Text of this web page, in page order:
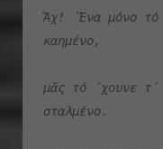
Ἄχ!  Ἕνα μόνο τό
καημένο,
μᾶς τό ΄χουνε
σταλμένο.